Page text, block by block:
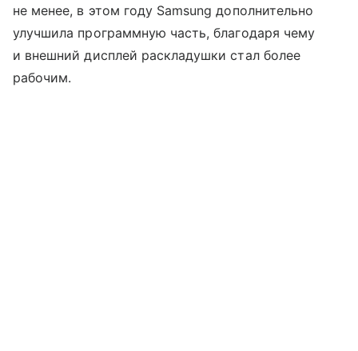
не менее, в этом году Samsung дополнительно
улучшила программную часть, благодаря чему
и внешний дисплей раскладушки стал более
рабочим.